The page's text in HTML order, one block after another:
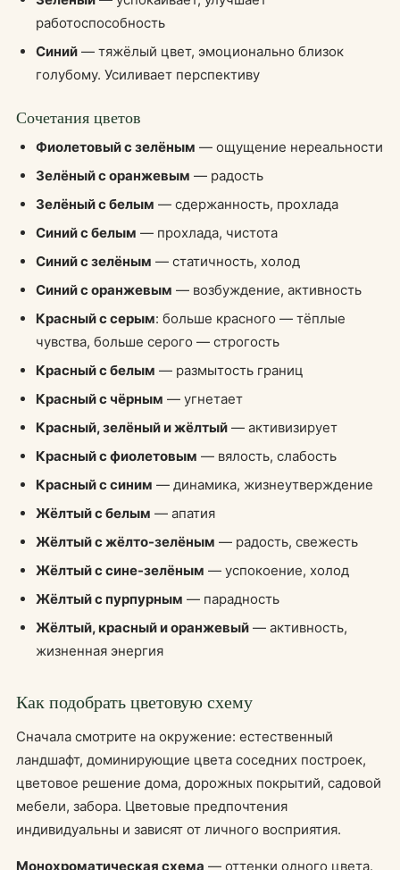
работоспособность
Синий — тяжёлый цвет, эмоционально близок
голубому. Усиливает перспективу
Сочетания цветов
Фиолетовый с зелёным — ощущение нереальности
Зелёный с оранжевым — радость
Зелёный с белым — сдержанность, прохлада
Синий с белым — прохлада, чистота
Синий с зелёным — статичность, холод
Синий с оранжевым — возбуждение, активность
Красный с серым: больше красного — тёплые
чувства, больше серого — строгость
Красный с белым — размытость границ
Красный с чёрным — угнетает
Красный, зелёный и жёлтый — активизирует
Красный с фиолетовым — вялость, слабость
Красный с синим — динамика, жизнеутверждение
Жёлтый с белым — апатия
Жёлтый с жёлто-зелёным — радость, свежесть
Жёлтый с сине-зелёным — успокоение, холод
Жёлтый с пурпурным — парадность
Жёлтый, красный и оранжевый — активность,
жизненная энергия
Как подобрать цветовую схему
Сначала смотрите на окружение: естественный
ландшафт, доминирующие цвета соседних построек,
цветовое решение дома, дорожных покрытий, садовой
мебели, забора. Цветовые предпочтения
индивидуальны и зависят от личного восприятия.
Монохроматическая схема — оттенки одного цвета.